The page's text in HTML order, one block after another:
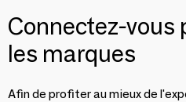
Connectez-vous
les marques
Afin de profiter au mieux de